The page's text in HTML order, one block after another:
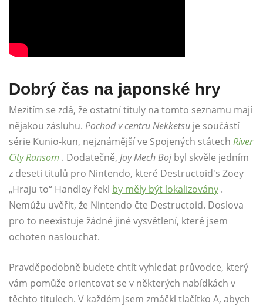
Dobrý čas na japonské hry
Mezitím se zdá, že ostatní tituly na tomto seznamu mají
nějakou zásluhu. Pochod v centru Nekketsu je součástí
série Kunio-kun, nejznámější ve Spojených státech River
City Ransom . Dodatečně, Joy Mech Boj byl skvěle jedním
z deseti titulů pro Nintendo, které Destructoid's Zoey
„Hraju to“ Handley řekl by měly být lokalizovány .
Nemůžu uvěřit, že Nintendo čte Destructoid. Doslova
pro to neexistuje žádné jiné vysvětlení, které jsem
ochoten naslouchat.
Pravděpodobně budete chtít vyhledat průvodce, který
vám pomůže orientovat se v některých nabídkách v
těchto titulech. V každém jsem zmáčkl tlačítko A, abych